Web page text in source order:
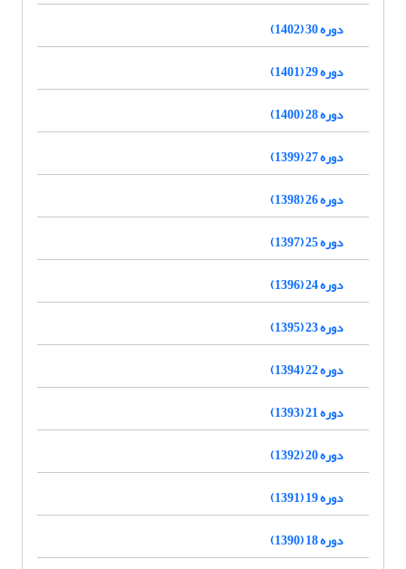
دوره 30 (1402)
دوره 29 (1401)
دوره 28 (1400)
دوره 27 (1399)
دوره 26 (1398)
دوره 25 (1397)
دوره 24 (1396)
دوره 23 (1395)
دوره 22 (1394)
دوره 21 (1393)
دوره 20 (1392)
دوره 19 (1391)
دوره 18 (1390)